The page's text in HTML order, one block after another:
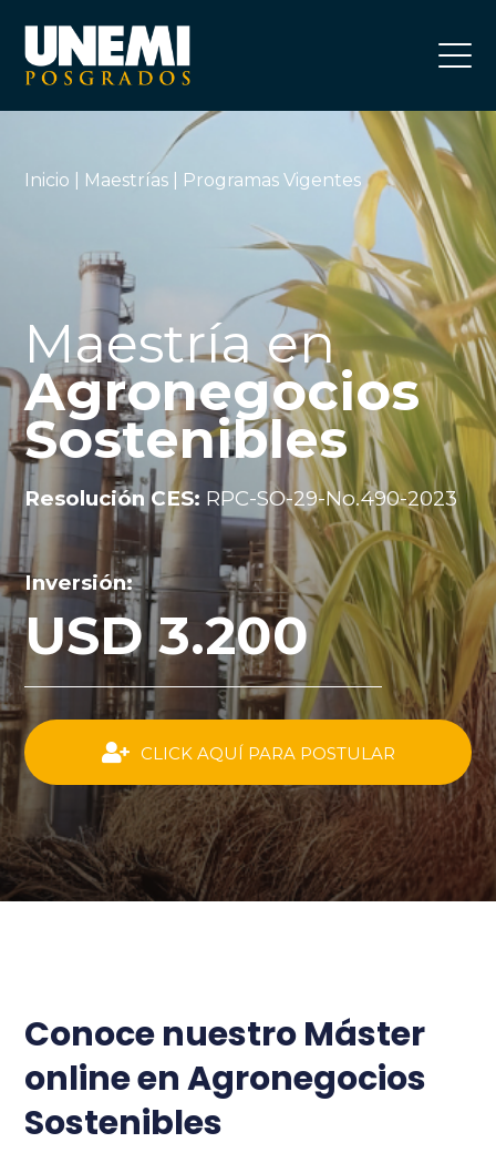
Inicio Maestrías | Programas Vigentes
Maestría en
Agronegocios
Sostenibles
Resolución CES: RPC-SO-29-No.490-2023
Inversión:
USD 3.200
CLICK AQUÍ PARA POSTULAR
Conoce nuestro Máster
online en Agronegocios
Sostenibles